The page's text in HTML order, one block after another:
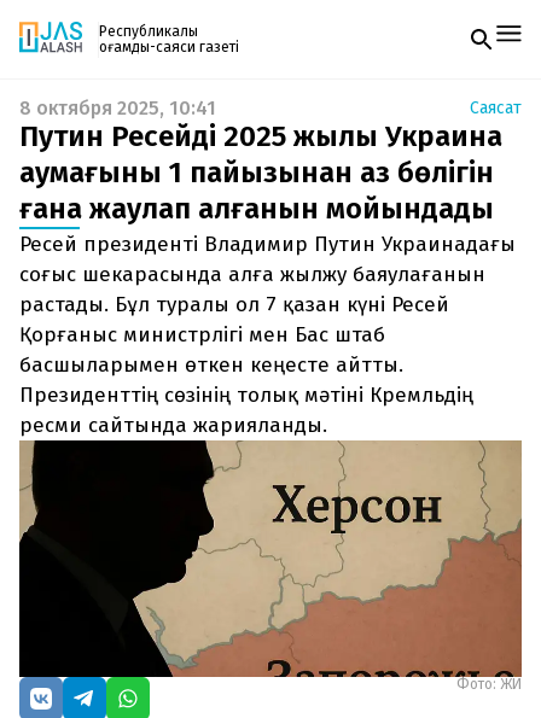
Республикалық
қоғамдық-саяси газеті
Жаңалықтар
Спорт
Live
Руханият
Аймақ
Архив
Заң және тәртіп
Редакциямен байланыс
+7 708 604 51 06
Жарнама бөлімі
+7 701 220 64 52
Пошта
zhasalash100@gmail.com
Газетке жазылу
PDF форматтағы газетті ай сайын электронды
поштаңызға алып отырыңыз. Жаңа нөмір
шыққан сәтте сізге бірден жіберіледі. Тек email
енгізіңіз, біз қалғанын өзіміз жібереміз.
8 октября 2025, 10:41 Саясат
Путин Ресейдің 2025 жылы Украина
аумағының 1 пайызынан аз бөлігін
ғана жаулап алғанын мойындады
Ресей президенті Владимир Путин Украинадағы
соғыс шекарасында алға жылжу баяулағанын
растады. Бұл туралы ол 7 қазан күні Ресей
Қорғаныс министрлігі мен Бас штаб
басшыларымен өткен кеңесте айтты.
Президенттің сөзінің толық мәтіні Кремльдің
ресми сайтында жарияланды.
Фото: ЖИ